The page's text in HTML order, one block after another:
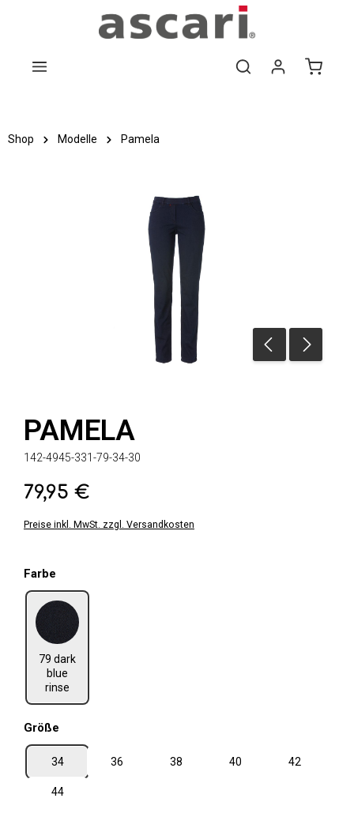
Zum Hauptinhalt springen
Shop Modelle Pamela
PAMELA
142-4945-331-79-34-30
Regulärer Preis:
79,95 €
Preise inkl. MwSt. zzgl. Versandkosten
Farbe
79 dark
blue
rinse
79 dark blue rinse
Größe
34 36 38 40 42
44